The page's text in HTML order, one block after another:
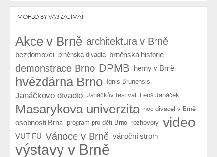
MOHLO BY VÁS ZAJÍMAT:
Akce v Brně architektura v Brně
bezdomovci brněnská divadla brněnská historie
demonstrace Brno DPMB herny v Brně
hvězdárna Brno Ignis Brunensis
Janáčkovo divadlo Janáčkův festival Leoš Janáček
Masarykova univerzita noc divadel v Brně
osobnosti Brna program pro děti Brno rozhovory video
VUT FU Vánoce v Brně vánoční strom
výstavy v Brně